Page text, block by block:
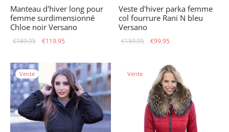
Manteau d'hiver long pour
femme surdimensionné
Chloe noir Versano
€189.95
Le prix
était :
€189.95.
€119.95
est :
€119.95.
Veste d'hiver parka femme
col fourrure Rani N bleu
Versano
€159.95
Le prix
était :
€159.95.
€99.95
est :
€99.95.
Vente Vente